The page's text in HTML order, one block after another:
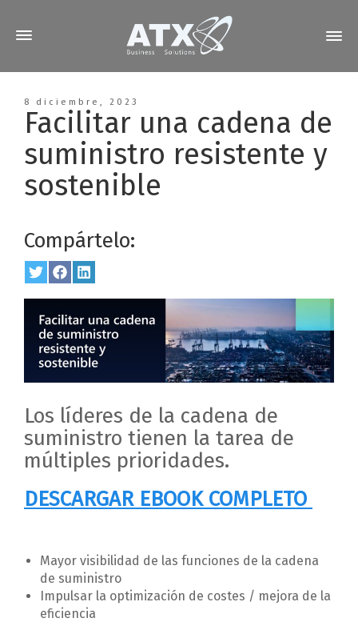
8 diciembre, 2023
Facilitar una cadena de
suministro resistente y
sostenible
Compártelo:
Share
Twitter
Share
Facebook
Share
LinkedIn
Los líderes de la cadena de
suministro tienen la tarea de
múltiples prioridades.
DESCARGAR EBOOK COMPLETO
Mayor visibilidad de las funciones de la cadena
de suministro
Impulsar la optimización de costes / mejora de la
eficiencia